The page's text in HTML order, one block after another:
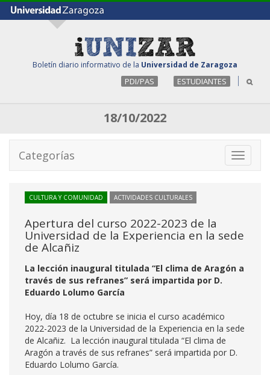
Boletín diario informativo de la Universidad de Zaragoza
PDI/PAS ESTUDIANTES
18/10/2022
Toggle
Categorías
CULTURA Y COMUNIDAD ACTIVIDADES CULTURALES
Apertura del curso 2022-2023 de la
Universidad de la Experiencia en la sede
de Alcañiz
La lección inaugural titulada “El clima de Aragón a
través de sus refranes” será impartida por D.
Eduardo Lolumo García
Hoy, día 18 de octubre se inicia el curso académico
2022-2023 de la Universidad de la Experiencia en la sede
de Alcañiz. La lección inaugural titulada “El clima de
Aragón a través de sus refranes” será impartida por D.
Eduardo Lolumo García.